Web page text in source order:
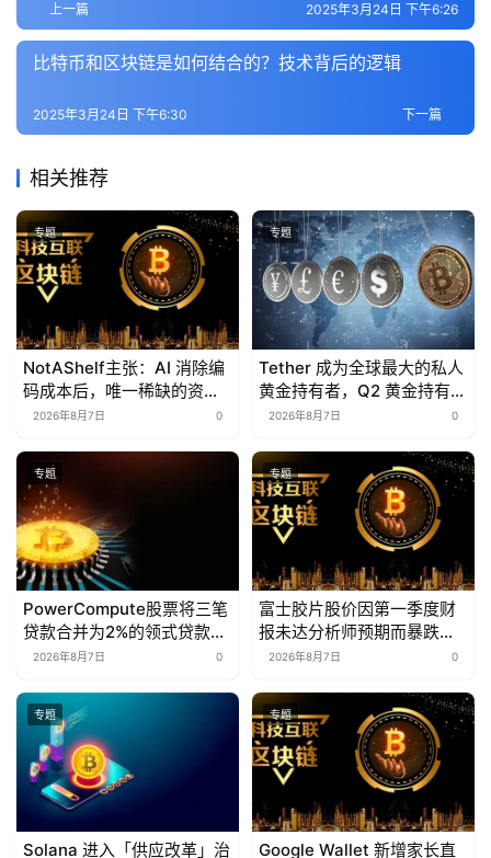
上一篇 2025年3月24日 下午6:26
比特币和区块链是如何结合的？技术背后的逻辑
下一篇
2025年3月24日 下午6:30
相关推荐
专题
NotAShelf主张：AI 消除编
码成本后，唯一稀缺的资源
是“品味”
2026年8月7日 0
专题
Tether 成为全球最大的私人
黄金持有者，Q2 黄金持有量
增至 146 吨
2026年8月7日 0
专题
PowerCompute股票将三笔
贷款合并为2%的领式贷款，
并以307枚BTC作为抵押
2026年8月7日 0
专题
富士胶片股价因第一季度财
报未达分析师预期而暴跌
18%
2026年8月7日 0
专题
Solana 进入「供应改革」治
专题
Google Wallet 新增家长直